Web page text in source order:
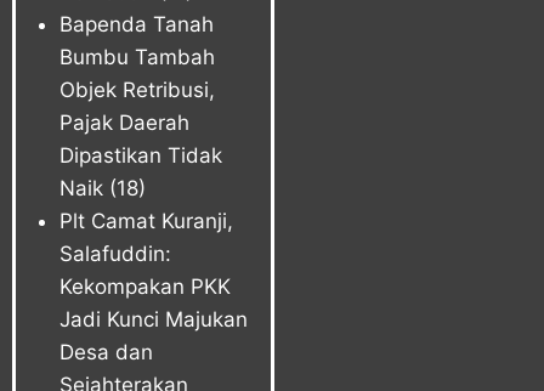
Bapenda Tanah
Bumbu Tambah
Objek Retribusi,
Pajak Daerah
Dipastikan Tidak
Naik (18)
Plt Camat Kuranji,
Salafuddin:
Kekompakan PKK
Jadi Kunci Majukan
Desa dan
Sejahterakan